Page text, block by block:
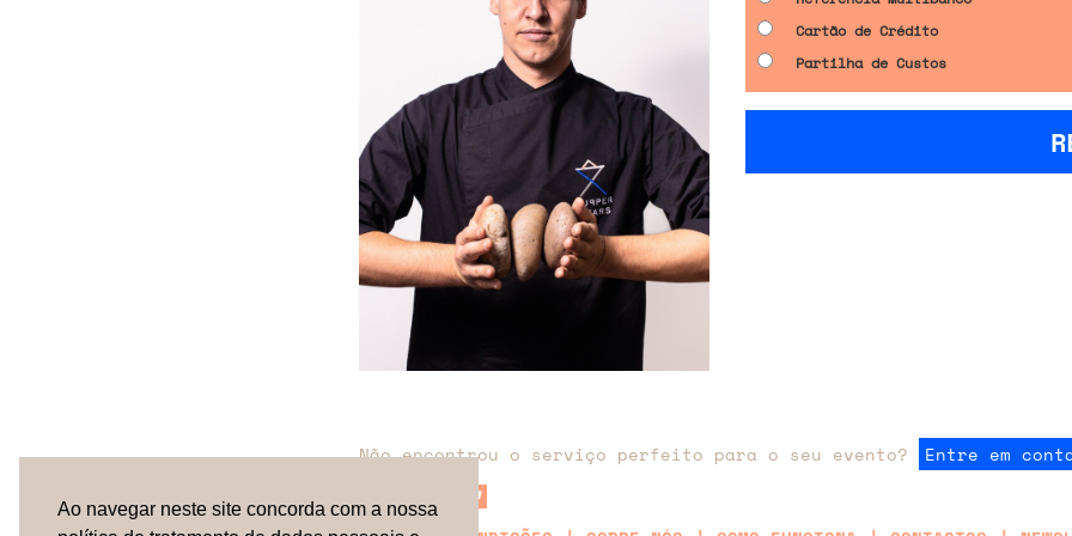
Ao navegar neste site concorda com a nossa
Cartão de Crédito
Partilha de Custos
Não encontrou o serviço perfeito para o seu evento? Entre em